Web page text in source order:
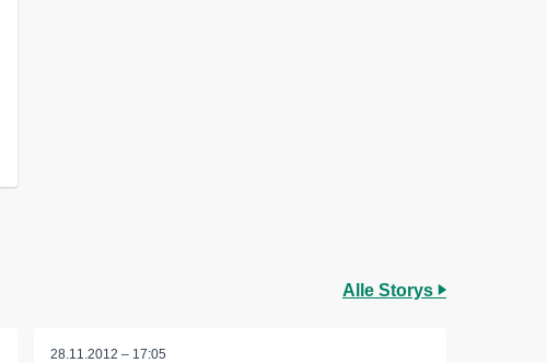
Alle Storys
28.11.2012 – 17:05